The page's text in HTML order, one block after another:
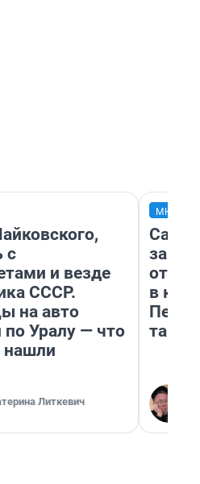
с
и везде
СССР.
на авто
по Уралу — что
нашли
Литкевич
в
там